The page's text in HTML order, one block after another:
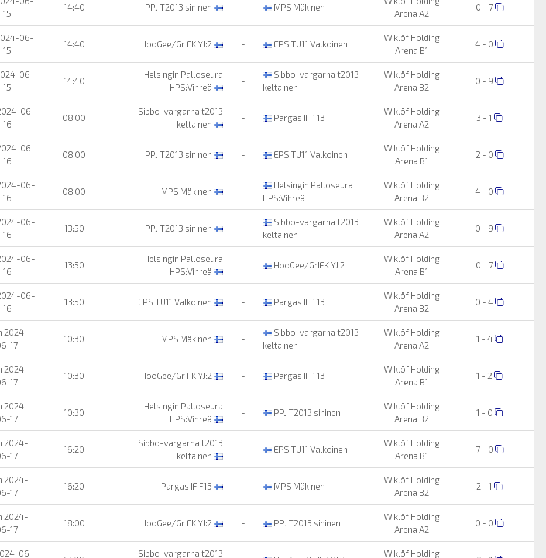
15
14:40 PPJ T2013 sininen - MPS Mäkinen
Arena A2
0 - 7
06-
15
14:40 HooGee/GrIFK YJ:2 - EPS TU11 Valkoinen
Wiklöf Holding
Arena B1
4 - 0
06-
15
14:40
Helsingin Palloseura
HPS:Vihreä
-
Sibbo-vargarna t2013
keltainen
Wiklöf Holding
Arena B2
0 - 9
06-
16
08:00
Sibbo-vargarna t2013
keltainen
- Pargas IF F13
Wiklöf Holding
Arena A2
3 - 1
06-
16
08:00 PPJ T2013 sininen - EPS TU11 Valkoinen
Wiklöf Holding
Arena B1
2 - 0
06-
16
08:00 MPS Mäkinen -
Helsingin Palloseura
HPS:Vihreä
Wiklöf Holding
Arena B2
4 - 0
06-
16
13:50 PPJ T2013 sininen -
Sibbo-vargarna t2013
keltainen
Wiklöf Holding
Arena A2
0 - 9
06-
16
13:50
Helsingin Palloseura
HPS:Vihreä
- HooGee/GrIFK YJ:2
Wiklöf Holding
Arena B1
0 - 7
06-
16
13:50 EPS TU11 Valkoinen - Pargas IF F13
Wiklöf Holding
Arena B2
0 - 4
2024-
17
10:30 MPS Mäkinen -
Sibbo-vargarna t2013
keltainen
Wiklöf Holding
Arena A2
1 - 4
2024-
17
10:30 HooGee/GrIFK YJ:2 - Pargas IF F13
Wiklöf Holding
Arena B1
1 - 2
2024-
17
10:30
Helsingin Palloseura
HPS:Vihreä
- PPJ T2013 sininen
Wiklöf Holding
Arena B2
1 - 0
2024-
17
16:20
Sibbo-vargarna t2013
keltainen
- EPS TU11 Valkoinen
Wiklöf Holding
Arena B1
7 - 0
2024-
17
16:20 Pargas IF F13 - MPS Mäkinen
Wiklöf Holding
Arena B2
2 - 1
2024-
17
18:00 HooGee/GrIFK YJ:2 - PPJ T2013 sininen
Wiklöf Holding
Arena A2
0 - 0
06- Sibbo-vargarna t2013 Wiklöf Holding